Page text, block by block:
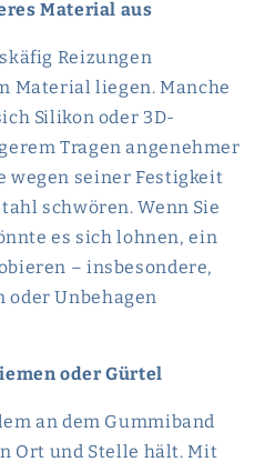
Material aus
Reizungen
Material liegen. Manche
Silikon oder 3D-
Tragen angenehmer
wegen seiner Festigkeit
schwören. Wenn Sie
es sich lohnen, ein
– insbesondere,
oder Unbehagen
oder Gürtel
an dem Gummiband
Ort und Stelle hält. Mit